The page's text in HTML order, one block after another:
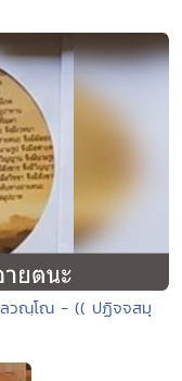
วณฺโณ - (( ปฏิจจสมุ